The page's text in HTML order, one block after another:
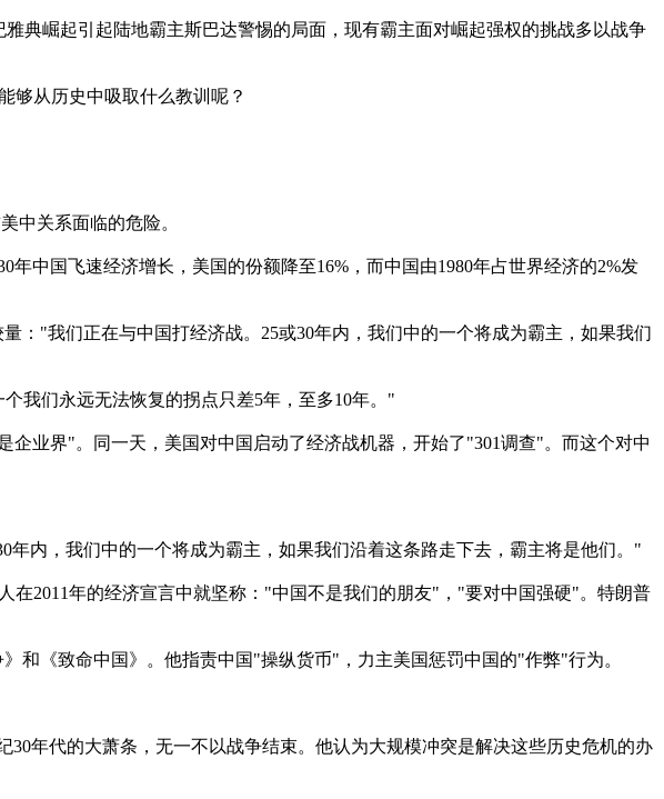
典崛起引起陆地霸主斯巴达警惕的局面，现有霸主面对崛起强权的挑战多以战争
够从历史中吸取什么教训呢？
中关系面临的危险。
中国飞速经济增长，美国的份额降至16%，而中国由1980年占世界经济的2%发
："我们正在与中国打经济战。25或30年内，我们中的一个将成为霸主，如果我们
我们永远无法恢复的拐点只差5年，至多10年。"
业界"。同一天，美国对中国启动了经济战机器，开始了"301调查"。而这个对中
内，我们中的一个将成为霸主，如果我们沿着这条路走下去，霸主将是他们。"
2011年的经济宣言中就坚称："中国不是我们的朋友"，"要对中国强硬"。特朗普
和《致命中国》。他指责中国"操纵货币"，力主美国惩罚中国的"作弊"行为。
年代的大萧条，无一不以战争结束。他认为大规模冲突是解决这些历史危机的办